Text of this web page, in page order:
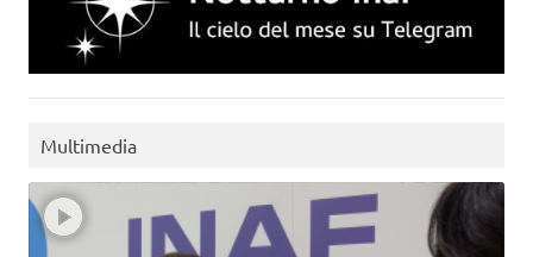
Multimedia